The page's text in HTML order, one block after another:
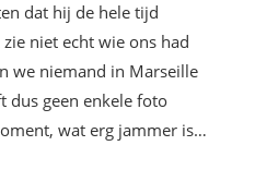
dat hij de hele tijd
niet echt wie ons had
we niemand in Marseille
dus geen enkele foto
wat erg jammer is…